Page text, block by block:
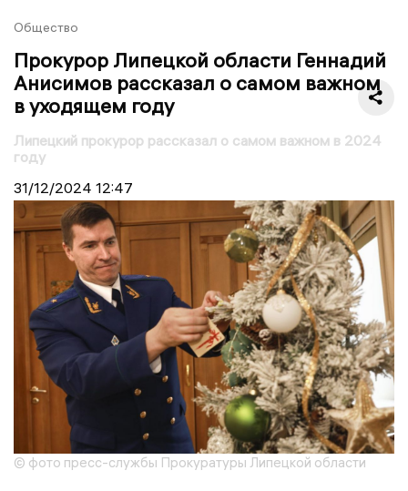
Общество
Прокурор Липецкой области Геннадий
Анисимов рассказал о самом важном
в уходящем году
Липецкий прокурор рассказал о самом важном в 2024
году
31/12/2024 12:47
© фото пресс-службы Прокуратуры Липецкой области